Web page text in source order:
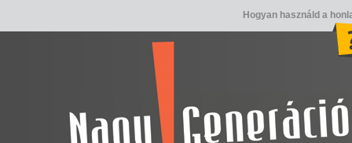
Hogyan használd a